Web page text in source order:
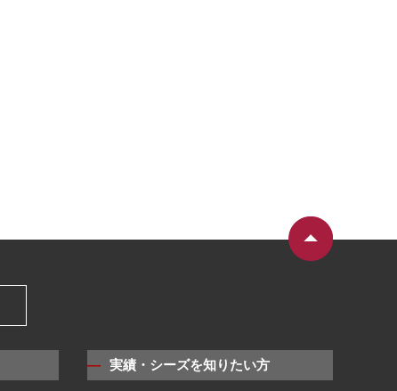
実績・シーズを知りたい方